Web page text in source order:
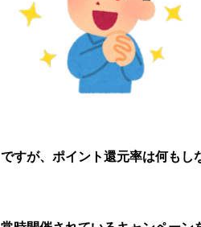
ですが、ポイント還元率は何もし